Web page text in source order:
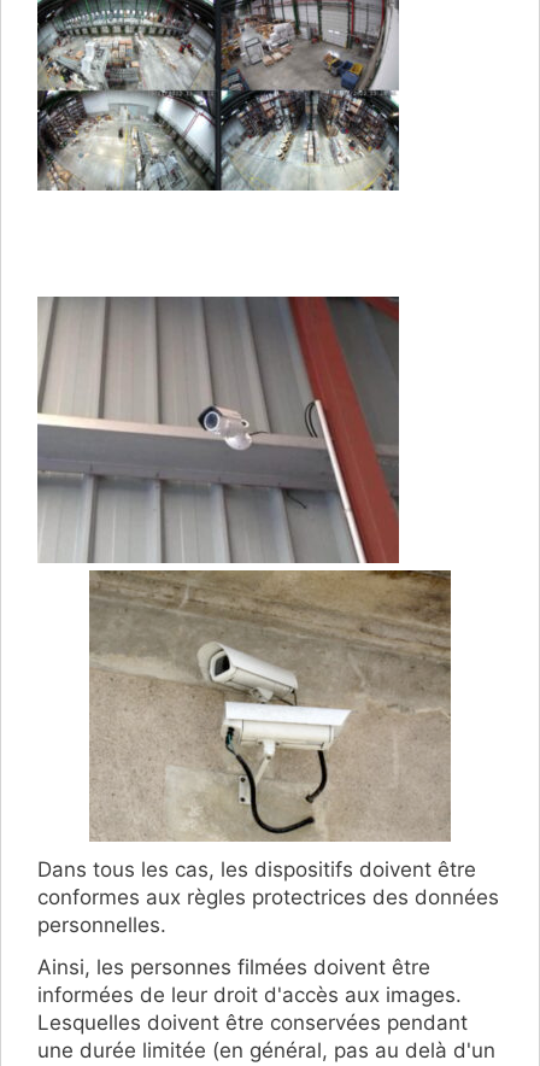
Dans tous les cas, les dispositifs doivent être
conformes aux règles protectrices des données
personnelles.
Ainsi, les personnes filmées doivent être
informées de leur droit d'accès aux images.
Lesquelles doivent être conservées pendant
une durée limitée (en général, pas au delà d'un